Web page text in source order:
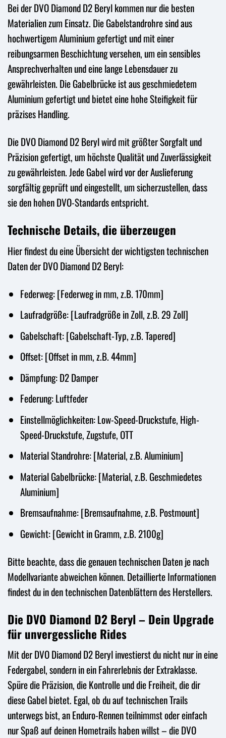
Bei der DVO Diamond D2 Beryl kommen nur die besten
Materialien zum Einsatz. Die Gabelstandrohre sind aus
hochwertigem Aluminium gefertigt und mit einer
reibungsarmen Beschichtung versehen, um ein sensibles
Ansprechverhalten und eine lange Lebensdauer zu
gewährleisten. Die Gabelbrücke ist aus geschmiedetem
Aluminium gefertigt und bietet eine hohe Steifigkeit für
präzises Handling.
Die DVO Diamond D2 Beryl wird mit größter Sorgfalt und
Präzision gefertigt, um höchste Qualität und Zuverlässigkeit
zu gewährleisten. Jede Gabel wird vor der Auslieferung
sorgfältig geprüft und eingestellt, um sicherzustellen, dass
sie den hohen DVO-Standards entspricht.
Technische Details, die überzeugen
Hier findest du eine Übersicht der wichtigsten technischen
Daten der DVO Diamond D2 Beryl:
Federweg: [Federweg in mm, z.B. 170mm]
Laufradgröße: [Laufradgröße in Zoll, z.B. 29 Zoll]
Gabelschaft: [Gabelschaft-Typ, z.B. Tapered]
Offset: [Offset in mm, z.B. 44mm]
Dämpfung: D2 Damper
Federung: Luftfeder
Einstellmöglichkeiten: Low-Speed-Druckstufe, High-
Speed-Druckstufe, Zugstufe, OTT
Material Standrohre: [Material, z.B. Aluminium]
Material Gabelbrücke: [Material, z.B. Geschmiedetes
Aluminium]
Bremsaufnahme: [Bremsaufnahme, z.B. Postmount]
Gewicht: [Gewicht in Gramm, z.B. 2100g]
Bitte beachte, dass die genauen technischen Daten je nach
Modellvariante abweichen können. Detaillierte Informationen
findest du in den technischen Datenblättern des Herstellers.
Die DVO Diamond D2 Beryl – Dein Upgrade
für unvergessliche Rides
Mit der DVO Diamond D2 Beryl investierst du nicht nur in eine
Federgabel, sondern in ein Fahrerlebnis der Extraklasse.
Spüre die Präzision, die Kontrolle und die Freiheit, die dir
diese Gabel bietet. Egal, ob du auf technischen Trails
unterwegs bist, an Enduro-Rennen teilnimmst oder einfach
nur Spaß auf deinen Hometrails haben willst – die DVO